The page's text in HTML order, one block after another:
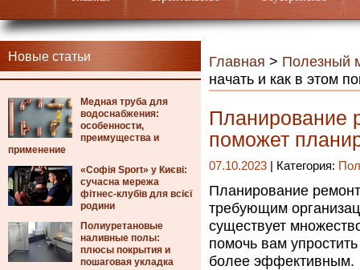
Новые статьи
Медная труба для
водоснабжения:
особенности,
преимущества и
применение
«Софія Sport» у Києві:
сучасна мережа
фітнес-клубів для всієї
родини
Полиуретановые
наливные полы:
плюсы покрытия и
пошаговая укладка
Главная > Полезный
начать и как в этом
Планирование
поможет
07.10.2023 | Категория:
Планирование
требующим
существует
помочь вам
более эффективным.